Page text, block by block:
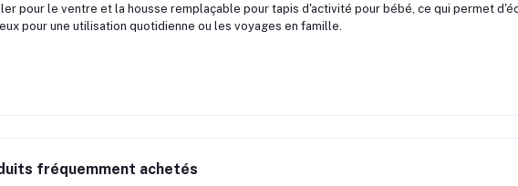
pour le ventre et la housse remplaçable pour tapis d'activité pour bébé, ce qui permet
pour une utilisation quotidienne ou les voyages en famille.
fréquemment achetés